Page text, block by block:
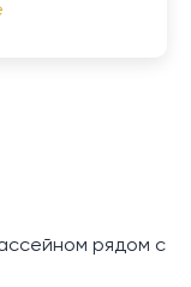
рядом с